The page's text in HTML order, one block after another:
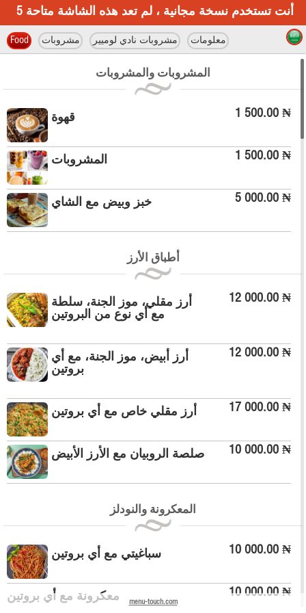
أنت تستخدم نسخة مجانية ، لم تعد هذه الشاشة متاحة5
Food مشروبات مشروبات نادي لوميير معلومات
المشروبات والمشروبات
1 500.00 ₦ قهوة
1 500.00 ₦ المشروبات
5 000.00 ₦ خبز وبيض مع الشاي
أطباق الأرز
12 000.00 ₦
أرز مقلي، موز الجنة، سلطة
مع أي نوع من البروتين
12 000.00 ₦
أرز أبيض، موز الجنة، مع أي
بروتين
17 000.00 ₦ أرز مقلي خاص مع أي بروتين
10 000.00 ₦ صلصة الروبيان مع الأرز الأبيض
المعكرونة والنودلز
10 000.00 ₦ سباغيتي مع أي بروتين
10 000.00 ₦ معكرونة مع أي بروتين menu-touch.com